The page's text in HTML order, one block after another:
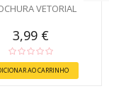
VETORIAL
3,99 €
AO CARRINHO